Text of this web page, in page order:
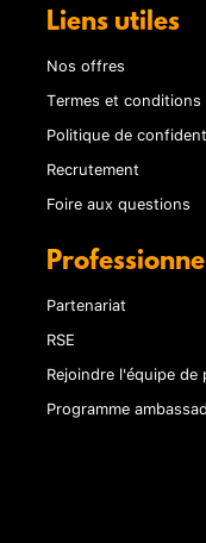
Liens utiles
Nos offres
Termes et conditions
Politique de
Recrutement
Foire aux questions
Partenariat
RSE
Rejoindre l'équipe de
Programme